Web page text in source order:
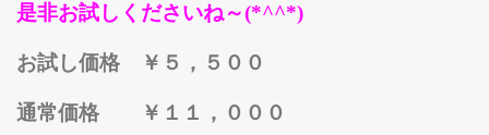
是非お試しくださいね～(*^^*)
お試し価格 ￥５，５００
通常価格 ￥１１，０００